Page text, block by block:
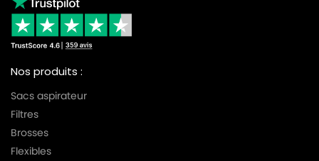
Nos produits :
Sacs aspirateur
Filtres
Brosses
Flexibles